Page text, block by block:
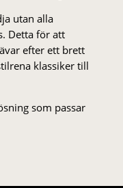
utan alla
Detta för att
efter ett brett
klas­siker till
som passar